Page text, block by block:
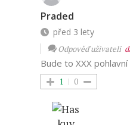
Praded
před 3 lety
Odpověď uživateli
Bude to XXX pohlavní
1 0